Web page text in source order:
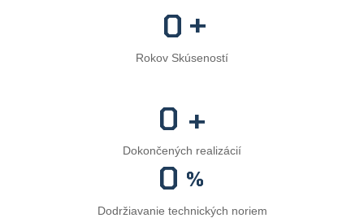
0 +
Rokov Skúseností
0 +
Dokončených realizácií
0 %
Dodržiavanie technických noriem